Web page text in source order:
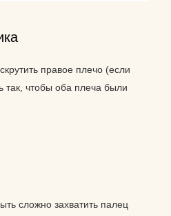
правое плечо (если
так, чтобы оба плеча были
сложно захватить палец